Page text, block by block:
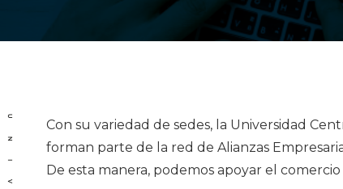
Con su variedad de sedes, la Universidad
forman parte de la red de Alianzas
De esta manera, podemos apoyar el